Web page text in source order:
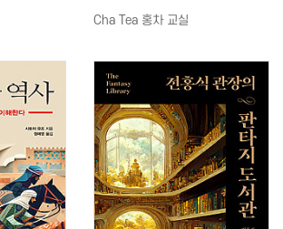
Cha Tea 홍차 교실